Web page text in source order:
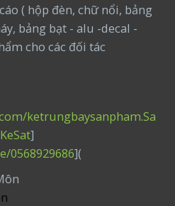
( hộp đèn, chữ nổi, bảng
bảng bạt - alu -decal -
cho các đối tác
ketrungbaysanpham.Sa
]
0568929686](